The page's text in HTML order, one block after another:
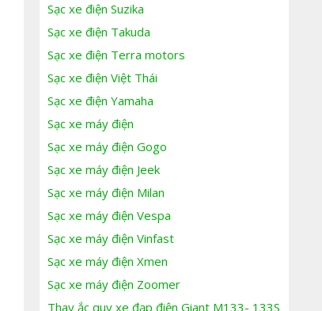
Sạc xe điện Suzika
Sạc xe điện Takuda
Sạc xe điện Terra motors
Sạc xe điện Việt Thái
Sạc xe điện Yamaha
Sạc xe máy điện
Sạc xe máy điện Gogo
Sạc xe máy điện Jeek
Sạc xe máy điện Milan
Sạc xe máy điện Vespa
Sạc xe máy điện Vinfast
Sạc xe máy điện Xmen
Sạc xe máy điện Zoomer
Thay ắc quy xe đạp điện Giant M133- 133S